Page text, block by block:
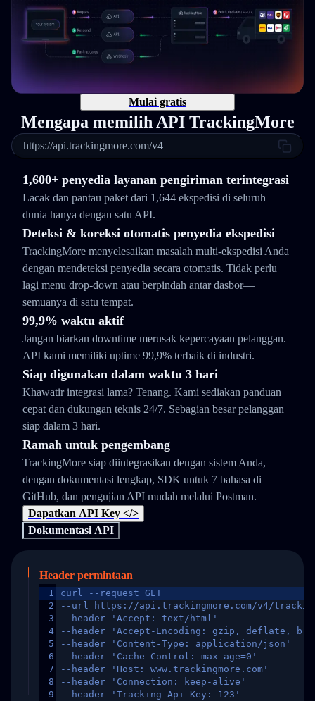
Mulai gratis
Mengapa memilih API TrackingMore
https://api.trackingmore.com/v4
1,600+ penyedia layanan pengiriman terintegrasi
Lacak dan pantau paket dari 1,644 ekspedisi di seluruh
dunia hanya dengan satu API.
Deteksi & koreksi otomatis penyedia ekspedisi
TrackingMore menyelesaikan masalah multi-ekspedisi Anda
dengan mendeteksi penyedia secara otomatis. Tidak perlu
lagi menu drop-down atau berpindah antar dasbor—
semuanya di satu tempat.
99,9% waktu aktif
Jangan biarkan downtime merusak kepercayaan pelanggan.
API kami memiliki uptime 99,9% terbaik di industri.
Siap digunakan dalam waktu 3 hari
Khawatir integrasi lama? Tenang. Kami sediakan panduan
cepat dan dukungan teknis 24/7. Sebagian besar pelanggan
siap dalam 3 hari.
Ramah untuk pengembang
TrackingMore siap diintegrasikan dengan sistem Anda,
dengan dokumentasi lengkap, SDK untuk 7 bahasa di
GitHub, dan pengujian API mudah melalui Postman.
Dapatkan API Key </>
Dokumentasi API
Header permintaan
1
2
3
4
5
6
7
8
9
curl --request GET
--url https://api.trackingmore.com/v4/trackings/
--header 'Accept: text/html'
--header 'Accept-Encoding: gzip, deflate,
--header 'Content-Type: application/json'
--header 'Cache-Control: max-age=0'
--header 'Host: www.trackingmore.com'
--header 'Connection: keep-alive'
--header 'Tracking-Api-Key: 123'